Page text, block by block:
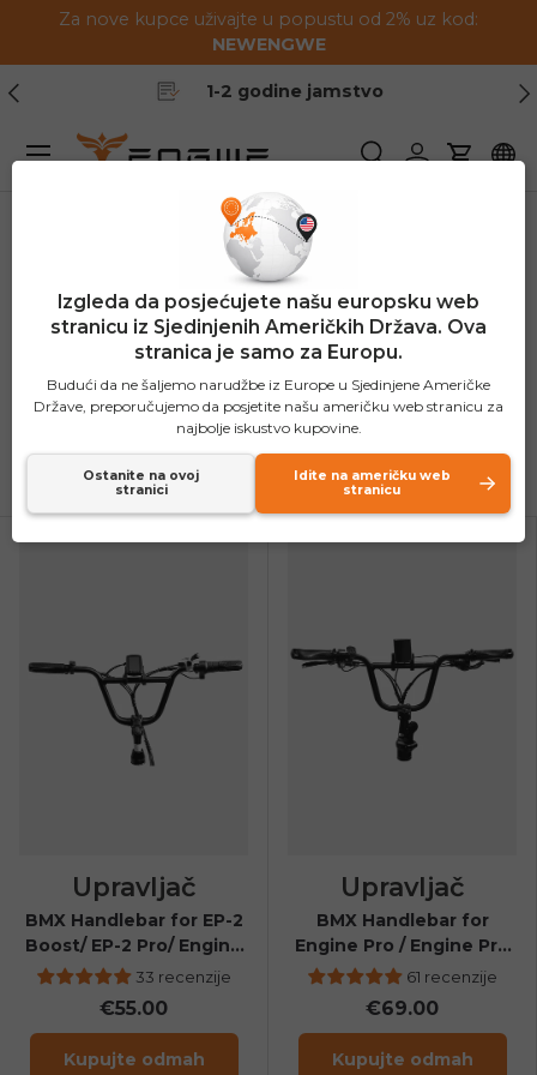
Preskoči na sadržaj
Za nove kupce uživajte u popustu od 2% uz kod:
NEWENGWE
Prethodno
1-2 godine jamstvo
Pretraživanje
Prijavite se
Košarica
Jelovnik
Nadograđeni e-bicikl
Nadograđeni e-bicikl
(5 proizvoda)
Poredaj po
Istaknuto
Popis
Upravljač
BMX Handlebar for EP-2
Boost/ EP-2 Pro/ Engine
X33 recenzije
€55.00
Kupujte odmah
Upravljač
BMX Handlebar for
Engine Pro / Engine Pro
2.0 / X20 / L20 3.0 Boost
/ L20 3.0 Pro/ EP-2 3.0
Boost/ Engine Pro 3.0
Boost
61 recenzije
€69.00
Kupujte odmah
Izgleda da posjećujete našu europsku web
stranicu iz Sjedinjenih Američkih Država. Ova
stranica je samo za Europu.
Budući da ne šaljemo narudžbe iz Europe u Sjedinjene Američke
Države, preporučujemo da posjetite našu američku web stranicu za
najbolje iskustvo kupovine.
Ostanite na ovoj
stranici
Idite na američku web
stranicu